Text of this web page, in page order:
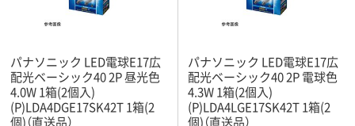
パナソニック LED電球E17広
配光ベーシック40 2P 昼光色
4.0W 1箱(2個入)
(P)LDA4DGE17SK42T 1箱(2
個)（直送品）
パナソニック LED電球E17広
配光ベーシック40 2P 電球色
4.3W 1箱(2個入)
(P)LDA4LGE17SK42T 1箱(2
個)（直送品）